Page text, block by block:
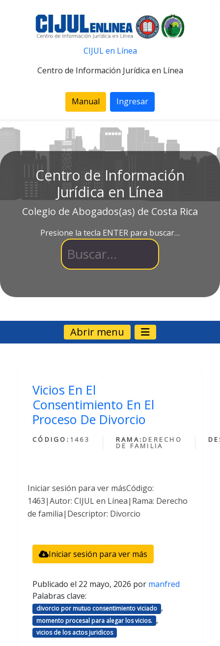
CIJUL en Línea
Centro de Información Jurídica en Línea
Manual Ingresar
Centro de Información
Jurídica en Línea
Colegio de Abogados(as) de Costa Rica
Presione la tecla ENTER para buscar…
Abrir menu
Vicios En El
Consentimiento En El
Proceso De Divorcio
CÓDIGO: 1463 RAMA: DERECHO
DE FAMILIA
Iniciar sesión para ver másCódigo:
1463|Autor: CIJUL en Línea|Rama: Derecho
de familia|Descriptor: Divorcio
Iniciar sesión para ver más
Publicado el 22 mayo, 2026 por manfred
Palabras clave:
divorcio por mutuo consentimiento viciado ,
momento procesal para alegar los vicios. ,
vicios de los actos juridicos